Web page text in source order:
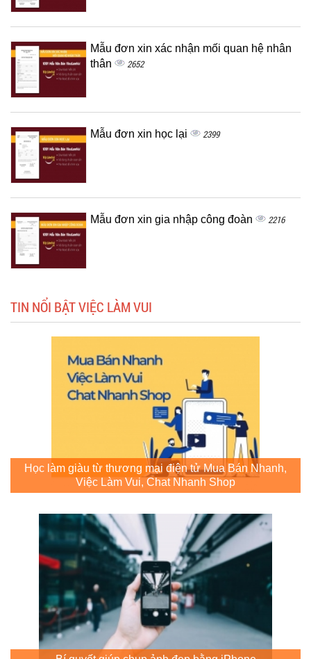
Mẫu đơn xin xác nhận mối quan hệ nhân
thân
2652
Mẫu đơn xin học lại 2399
Mẫu đơn xin gia nhập công đoàn 2216
TIN NỔI BẬT VIỆC LÀM VUI
Học làm giàu từ thương mại điện tử Mua Bán Nhanh,
Việc Làm Vui, Chat Nhanh Shop